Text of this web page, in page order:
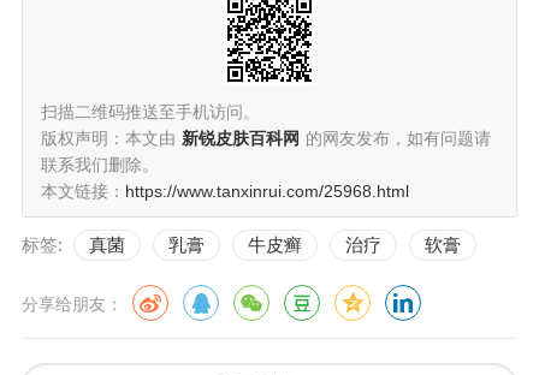
扫描二维码推送至手机访问。
版权声明：本文由 新锐皮肤百科网 的网友发布，如有问题请
联系我们删除。
本文链接： https://www.tanxinrui.com/25968.html
标签: 真菌 乳膏 牛皮癣 治疗 软膏
分享给朋友：